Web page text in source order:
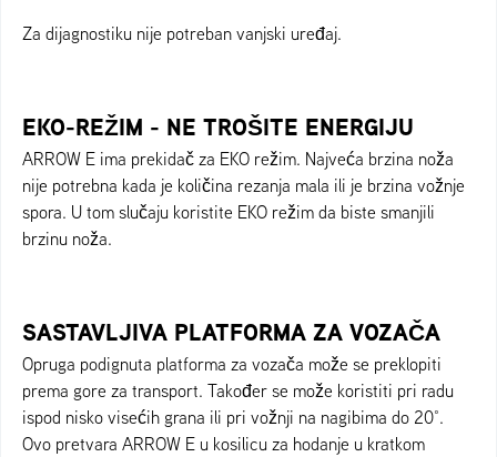
Za dijagnostiku nije potreban vanjski uređaj.
EKO-REŽIM - NE TROŠITE ENERGIJU
ARROW E ima prekidač za EKO režim. Najveća brzina noža
nije potrebna kada je količina rezanja mala ili je brzina vožnje
spora. U tom slučaju koristite EKO režim da biste smanjili
brzinu noža.
SASTAVLJIVA PLATFORMA ZA VOZAČA
Opruga podignuta platforma za vozača može se preklopiti
prema gore za transport. Također se može koristiti pri radu
ispod nisko visećih grana ili pri vožnji na nagibima do 20°.
Ovo pretvara ARROW E u kosilicu za hodanje u kratkom